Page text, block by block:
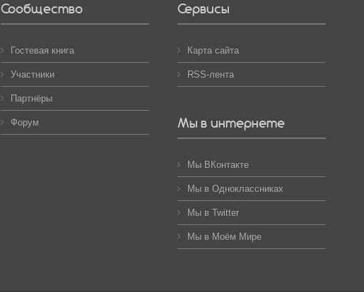
Сообщество
Гостевая книга
Участники
Партнёры
Форум
Сервисы
Карта сайта
RSS-лента
Мы в интернете
Мы ВКонтакте
Мы в Одноклассниках
Мы в Twitter
Мы в Моём Мире